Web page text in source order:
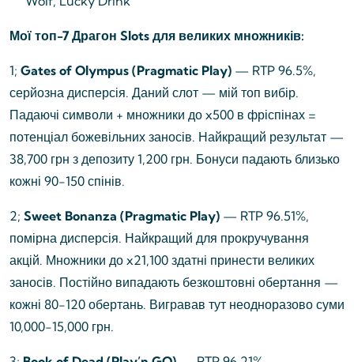
Мої топ-7 Драгон Slots для великих множників:
1; Gates of Olympus (Pragmatic Play) — RTP 96.5%,
серйозна дисперсія. Даний слот — мій топ вибір.
Падаючі символи + множники до x500 в фріспінах =
потенціал божевільних заносів. Найкращий результат —
38,700 грн з депозиту 1,200 грн. Бонуси падають близько
кожні 90-150 спінів.
2; Sweet Bonanza (Pragmatic Play) — RTP 96.51%,
помірна дисперсія. Найкращий для прокручування
акцій. Множники до x21,100 здатні принести великих
заносів. Постійно випадають безкоштовні обертання —
кожні 80-120 обертань. Вигравав тут неодноразово суми
10,000-15,000 грн.